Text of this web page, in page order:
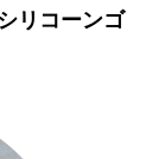
リコーンゴ